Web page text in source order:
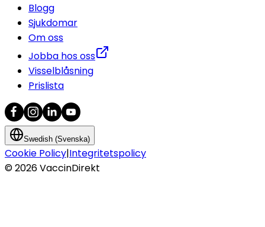
Blogg
Sjukdomar
Om oss
Jobba hos oss
Visselblåsning
Prislista
Swedish (Svenska)
Cookie Policy|Integritetspolicy
©2026VaccinDirekt